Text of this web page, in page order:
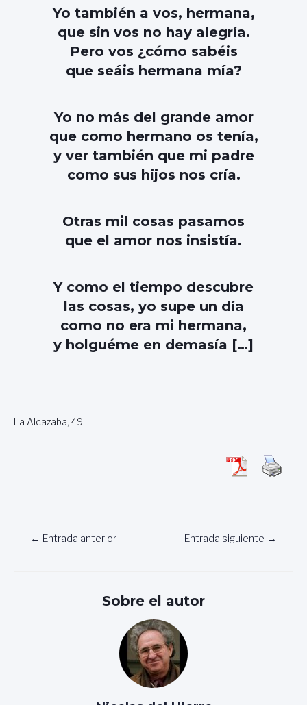
Yo también a vos, hermana,
que sin vos no hay alegría.
Pero vos ¿cómo sabéis
que seáis hermana mía?
Yo no más del grande amor
que como hermano os tenía,
y ver también que mi padre
como sus hijos nos cría.
Otras mil cosas pasamos
que el amor nos insistía.
Y como el tiempo descubre
las cosas, yo supe un día
como no era mi hermana,
y holguéme en demasía […]
La Alcazaba, 49
Navegación
← Entrada anterior Entrada siguiente →
Sobre el autor